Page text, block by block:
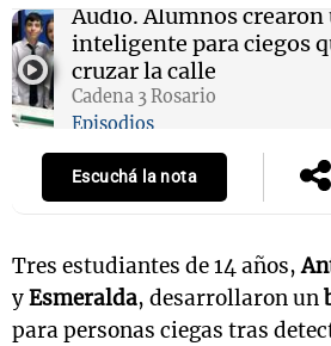
Audio.Alumnos crearon
inteligente para ciegos
cruzar la calle
Cadena 3 Rosario
Episodios
Escuchá la nota
Tres estudiantes de 14 años,
yEsmeralda, desarrollaron un
para personas ciegas tras